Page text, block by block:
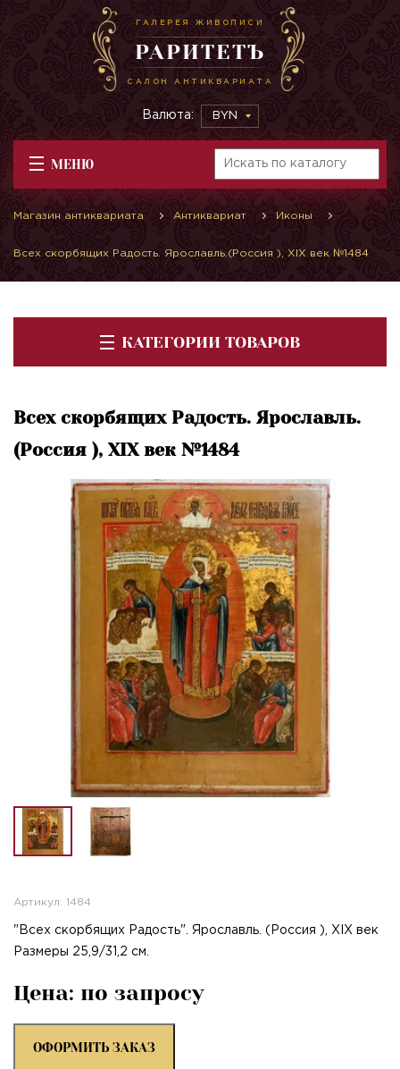
ГАЛЕРЕЯ ЖИВОПИСИ
РАРИТЕТЪ
САЛОН АНТИКВАРИАТА
Валюта: BYN
МЕНЮ
Магазин антиквариата Антиквариат Иконы
Всех скорбящих Радость. Ярославль.(Россия ), XIX век №1484
КАТЕГОРИИ ТОВАРОВ
Всех скорбящих Радость. Ярославль.
(Россия ), XIX век №1484
Артикул: 1484
"Всех скорбящих Радость". Ярославль. (Россия ), XIX век
Размеры 25,9/31,2 см.
Цена: по запросу
ОФОРМИТЬ ЗАКАЗ